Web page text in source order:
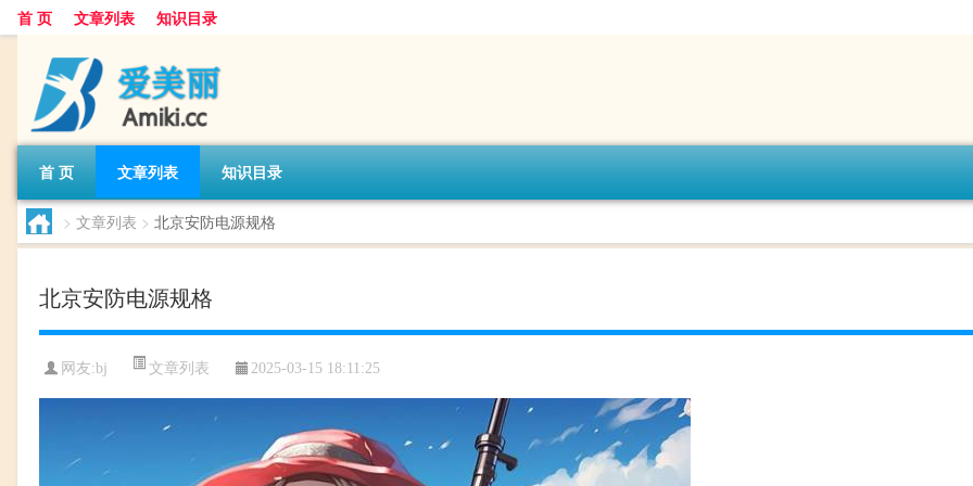
首 页 文章列表 知识目录
首 页 文章列表 知识目录
> 文章列表 > 北京安防电源规格
北京安防电源规格
网友:bj 文章列表 2025-03-15 18:11:25